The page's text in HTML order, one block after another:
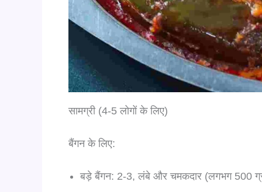
सामग्री (4-5 लोगों के लिए)
बैंगन के लिए:
बड़े बैंगन: 2-3, लंबे और चमकदार (लगभग 500